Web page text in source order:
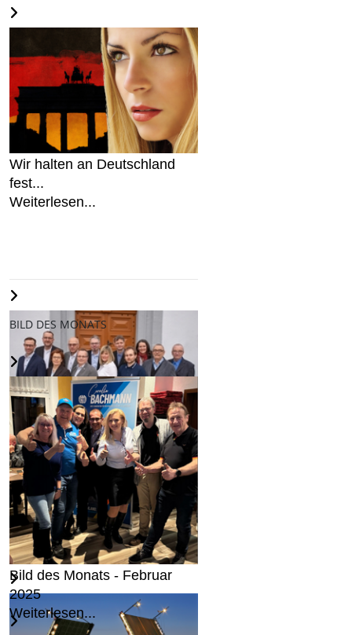
Wir halten an Deutschland
fest...
Weiterlesen...
AfD stellt Kandidaten für den
Freiberger Stadtrat auf...
Weiterlesen...
BILD DES MONATS
Bild des Monats - Februar
2025
Weiterlesen...